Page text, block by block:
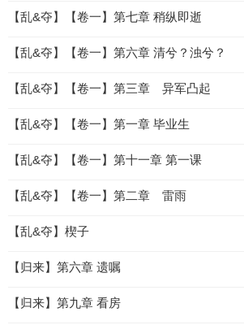
【乱&夺】【卷一】第七章 稍纵即逝
【乱&夺】【卷一】第六章 清兮？浊兮？
【乱&夺】【卷一】第三章 异军凸起
【乱&夺】【卷一】第一章 毕业生
【乱&夺】【卷一】第十一章 第一课
【乱&夺】【卷一】第二章 雷雨
【乱&夺】楔子
【归来】第六章 遗嘱
【归来】第九章 看房